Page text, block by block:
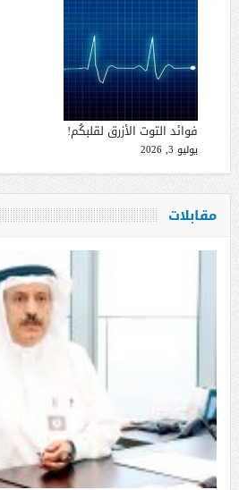
فوائد التوت الأزرق لقلبكُم!
يوليو 3, 2026
مقابلات